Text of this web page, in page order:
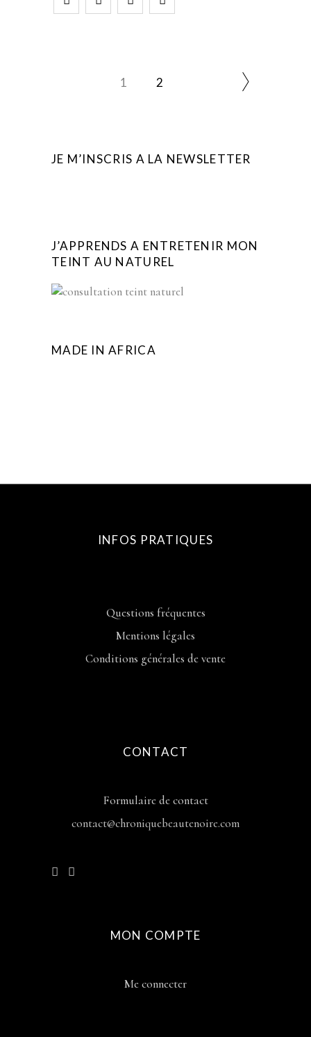
1 2
JE M’INSCRIS A LA NEWSLETTER
J’APPRENDS A ENTRETENIR MON
TEINT AU NATUREL
MADE IN AFRICA
INFOS PRATIQUES
Questions fréquentes
Mentions légales
Conditions générales de vente
CONTACT
Formulaire de contact
contact@chroniquebeautenoire.com
MON COMPTE
Me connecter